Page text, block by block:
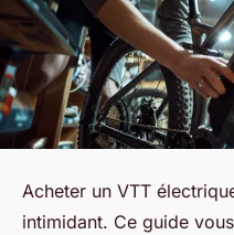
Acheter un VTT
intimidant. Ce guide